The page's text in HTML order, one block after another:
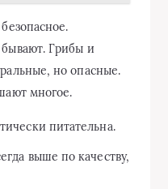
Грибы и
но опасные.
многое.
питательна.
выше по качеству,